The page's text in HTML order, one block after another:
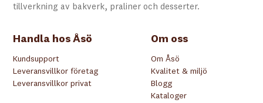
tillverkning av bakverk, praliner och desserter.
Om oss
Om Åsö
Kvalitet & miljö
Blogg
Kataloger
Handla hos Åsö
Kundsupport
Leveransvillkor företag
Leveransvillkor privat